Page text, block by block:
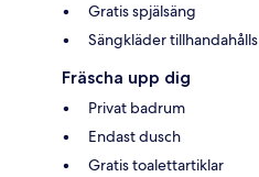
Gratis spjälsäng
Sängkläder tillhandahålls
Fräscha upp dig
Privat badrum
Endast dusch
Gratis toalettartiklar